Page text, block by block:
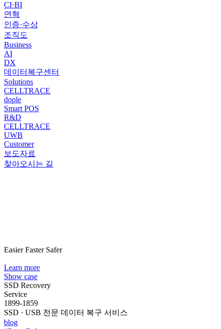
CI·BI
연혁
인증·수상
조직도
Business
AI
DX
데이터복구센터
Solutions
CELLTRACE
dople
Smart POS
R&D
CELLTRACE
UWB
Customer
보도자료
찾아오시는 길
Easier Faster Safer
Learn more
Show case
SSD Recovery
Service
1899-1859
SSD · USB 전문 데이터 복구 서비스
blog